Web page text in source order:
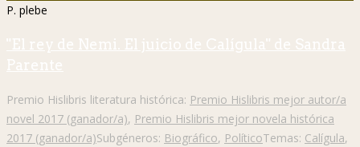
P. plebe
"El rey de Nemi. El juicio de Calígula" de Sandra
Parente
Premio Hislibris literatura histórica: Premio Hislibris mejor autor/a
novel 2017 (ganador/a), Premio Hislibris mejor novela histórica
2017 (ganador/a)Subgéneros: Biográfico, PolíticoTemas: Calígula,